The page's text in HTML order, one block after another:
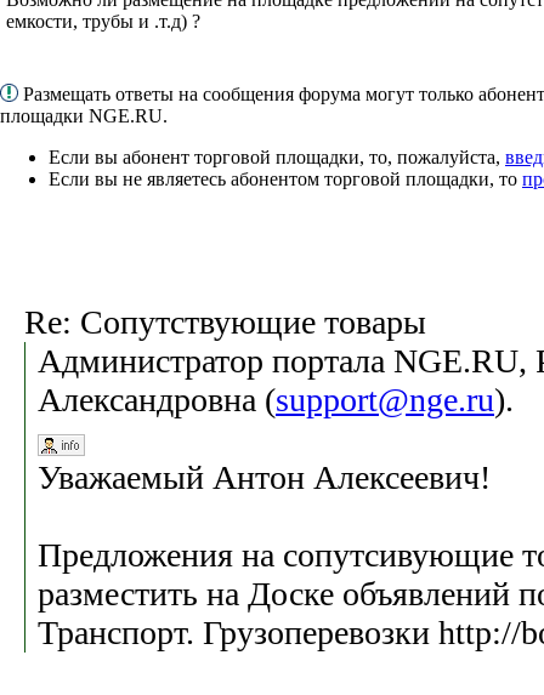
емкости, трубы и .т.д) ?
Размещать ответы на сообщения форума могут только
площадки NGE.RU.
Если вы абонент торговой площадки, то, пожалуйста,
Если вы не являетесь абонентом торговой площадки, то
Re: Сопутствующие товары
Администратор портала NGE.RU,
Александровна (support@nge.ru).
Уважаемый Антон Алексеевич!
Предложения на сопутсивующие
разместить на Доске объявлений
Транспорт. Грузоперевозки http://